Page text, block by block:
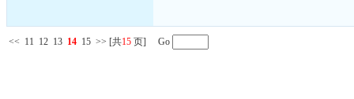
<< 11 12 13 14 15 >> [共15 页] Go